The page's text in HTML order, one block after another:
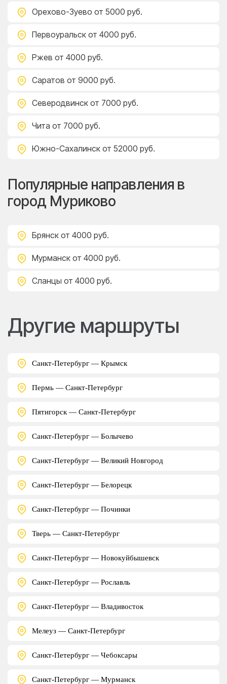
Орехово-Зуево от 5000 руб.
Первоуральск от 4000 руб.
Ржев от 4000 руб.
Саратов от 9000 руб.
Северодвинск от 7000 руб.
Чита от 7000 руб.
Южно-Сахалинск от 52000 руб.
Популярные направления в
город Муриково
Брянск от 4000 руб.
Мурманск от 4000 руб.
Сланцы от 4000 руб.
Другие маршруты
Санкт-Петербург — Крымск
Пермь — Санкт-Петербург
Пятигорск — Санкт-Петербург
Санкт-Петербург — Болычево
Санкт-Петербург — Великий Новгород
Санкт-Петербург — Белорецк
Санкт-Петербург — Починки
Тверь — Санкт-Петербург
Санкт-Петербург — Новокуйбышевск
Санкт-Петербург — Рославль
Санкт-Петербург — Владивосток
Мелеуз — Санкт-Петербург
Санкт-Петербург — Чебоксары
Санкт-Петербург — Мурманск